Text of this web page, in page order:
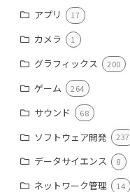
アプリ 17
カメラ 1
グラフィックス 200
ゲーム 264
サウンド 68
ソフトウェア開発 237
データサイエンス 8
ネットワーク管理 14